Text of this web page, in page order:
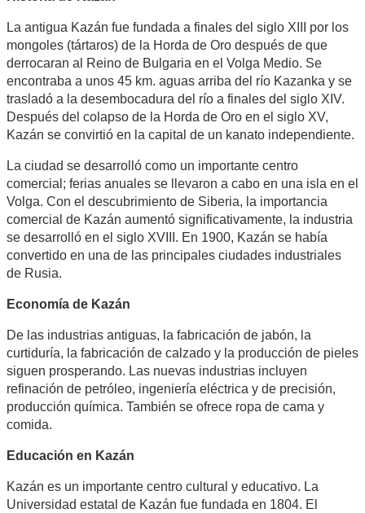
La antigua Kazán fue fundada a finales del siglo XIII por los
mongoles (tártaros) de la Horda de Oro después de que
derrocaran al Reino de Bulgaria en el Volga Medio. Se
encontraba a unos 45 km. aguas arriba del río Kazanka y se
trasladó a la desembocadura del río a finales del siglo XIV.
Después del colapso de la Horda de Oro en el siglo XV,
Kazán se convirtió en la capital de un kanato independiente.
La ciudad se desarrolló como un importante centro
comercial; ferias anuales se llevaron a cabo en una isla en el
Volga. Con el descubrimiento de Siberia, la importancia
comercial de Kazán aumentó significativamente, la industria
se desarrolló en el siglo XVIII. En 1900, Kazán se había
convertido en una de las principales ciudades industriales
de Rusia.
Economía de Kazán
De las industrias antiguas, la fabricación de jabón, la
curtiduría, la fabricación de calzado y la producción de pieles
siguen prosperando. Las nuevas industrias incluyen
refinación de petróleo, ingeniería eléctrica y de precisión,
producción química. También se ofrece ropa de cama y
comida.
Educación en Kazán
Kazán es un importante centro cultural y educativo. La
Universidad estatal de Kazán fue fundada en 1804. El